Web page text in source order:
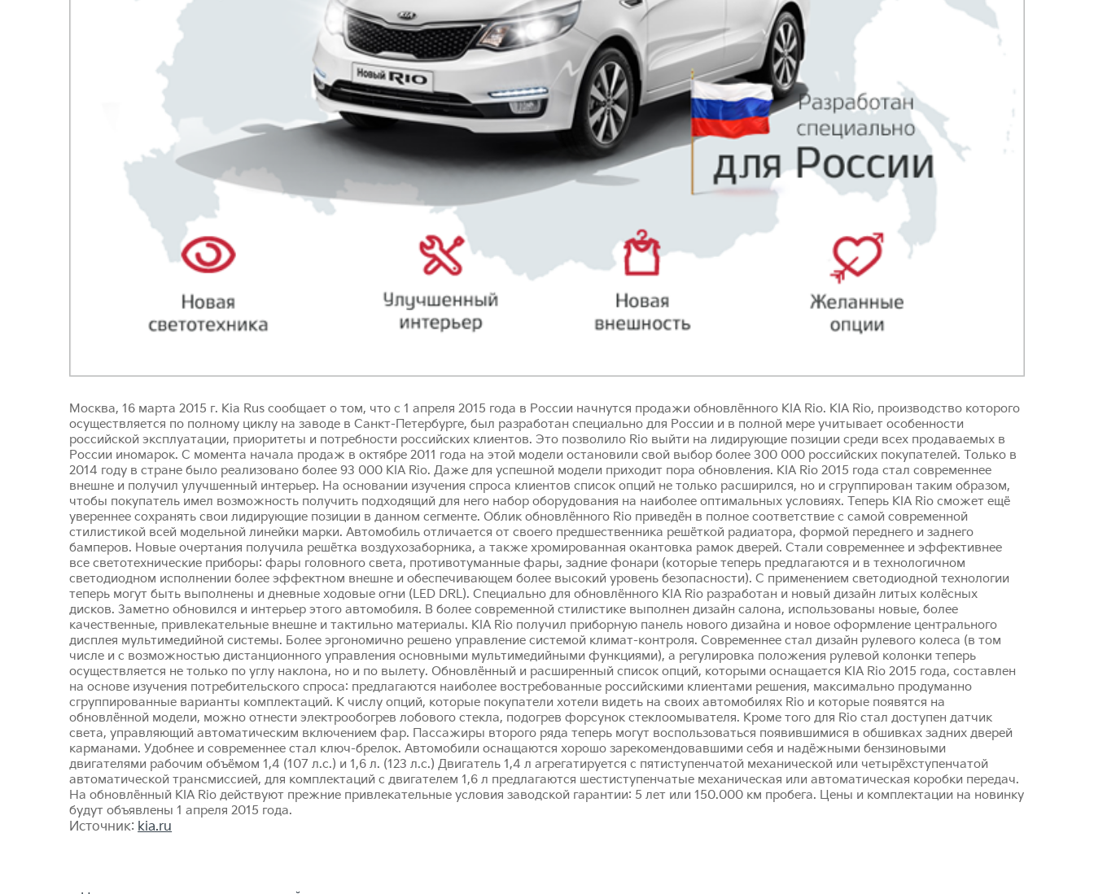
Москва, 16 марта 2015 г. Kia Rus сообщает о том, что с 1 апреля 2015 года в России начнутся продажи обновлённого KIA Rio. KIA Rio, производство которого
осуществляется по полному циклу на заводе в Санкт-Петербурге, был разработан специально для России и в полной мере учитывает особенности
российской эксплуатации, приоритеты и потребности российских клиентов. Это позволило Rio выйти на лидирующие позиции среди всех продаваемых в
России иномарок. С момента начала продаж в октябре 2011 года на этой модели остановили свой выбор более 300 000 российских покупателей. Только в
2014 году в стране было реализовано более 93 000 KIA Rio. Даже для успешной модели приходит пора обновления. KIA Rio 2015 года стал современнее
внешне и получил улучшенный интерьер. На основании изучения спроса клиентов список опций не только расширился, но и сгруппирован таким образом,
чтобы покупатель имел возможность получить подходящий для него набор оборудования на наиболее оптимальных условиях. Теперь KIA Rio сможет ещё
увереннее сохранять свои лидирующие позиции в данном сегменте. Облик обновлённого Rio приведён в полное соответствие с самой современной
стилистикой всей модельной линейки марки. Автомобиль отличается от своего предшественника решёткой радиатора, формой переднего и заднего
бамперов. Новые очертания получила решётка воздухозаборника, а также хромированная окантовка рамок дверей. Стали современнее и эффективнее
все светотехнические приборы: фары головного света, противотуманные фары, задние фонари (которые теперь предлагаются и в технологичном
светодиодном исполнении более эффектном внешне и обеспечивающем более высокий уровень безопасности). С применением светодиодной технологии
теперь могут быть выполнены и дневные ходовые огни (LED DRL). Специально для обновлённого KIA Rio разработан и новый дизайн литых колёсных
дисков. Заметно обновился и интерьер этого автомобиля. В более современной стилистике выполнен дизайн салона, использованы новые, более
качественные, привлекательные внешне и тактильно материалы. KIA Rio получил приборную панель нового дизайна и новое оформление центрального
дисплея мультимедийной системы. Более эргономично решено управление системой климат-контроля. Современнее стал дизайн рулевого колеса (в том
числе и с возможностью дистанционного управления основными мультимедийными функциями), а регулировка положения рулевой колонки теперь
осуществляется не только по углу наклона, но и по вылету. Обновлённый и расширенный список опций, которыми оснащается KIA Rio 2015 года, составлен
на основе изучения потребительского спроса: предлагаются наиболее востребованные российскими клиентами решения, максимально продуманно
сгруппированные варианты комплектаций. К числу опций, которые покупатели хотели видеть на своих автомобилях Rio и которые появятся на
обновлённой модели, можно отнести электрообогрев лобового стекла, подогрев форсунок стеклоомывателя. Кроме того для Rio стал доступен датчик
света, управляющий автоматическим включением фар. Пассажиры второго ряда теперь могут воспользоваться появившимися в обшивках задних дверей
карманами. Удобнее и современнее стал ключ-брелок. Автомобили оснащаются хорошо зарекомендовавшими себя и надёжными бензиновыми
двигателями рабочим объёмом 1,4 (107 л.с.) и 1,6 л. (123 л.с.) Двигатель 1,4 л агрегатируется с пятиступенчатой механической или четырёхступенчатой
автоматической трансмиссией, для комплектаций с двигателем 1,6 л предлагаются шестиступенчатые механическая или автоматическая коробки передач.
На обновлённый KIA Rio действуют прежние привлекательные условия заводской гарантии: 5 лет или 150.000 км пробега. Цены и комплектации на новинку
будут объявлены 1 апреля 2015 года.
Источник: kia.ru